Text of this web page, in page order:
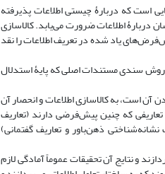
است که دربارۀ چیستی اطلاعات پذیرفته
دربارۀ اطلاعات ضرورت می‌یابد. کالاسازی
یاد شده در تعریف اطلاعات را نقد
روش سندی مستندات اصلی‌ که پایۀ استدلال
آن است، به کالاسازی اطلاعات و انحصار آن
که چنین پیش‌فرضی دارند (تعاریف
ذهن‌باور و تعاریف گفتمانی)
و نتایج آن تحقیقات عموماً آمادگی لازم